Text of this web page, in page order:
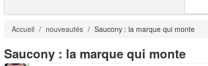
Accueil / nouveautés / Saucony : la marque qui monte
Saucony : la marque qui monte